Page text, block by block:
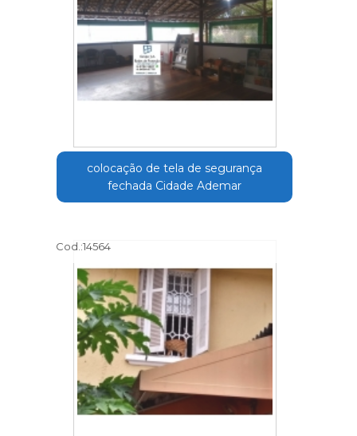
colocação de tela de segurança
fechada Cidade Ademar
Cod.:14564